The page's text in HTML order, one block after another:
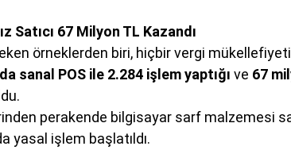
Satıcı 67 Milyon TL Kazandı
örneklerden biri, hiçbir vergi
sanal POS ile 2.284 işlem yaptığı ve 67
perakende bilgisayar sarf malzemesi
yasal işlem başlatıldı.